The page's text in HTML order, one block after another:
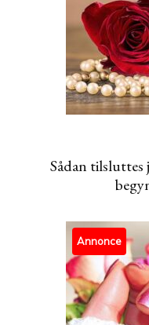
Sådan
Annonce